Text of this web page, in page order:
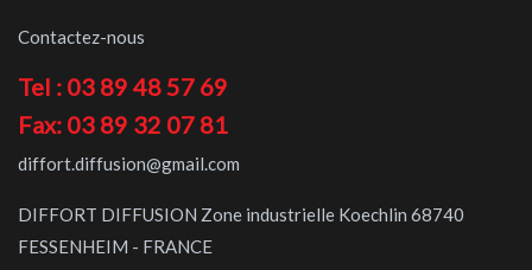
Contactez-nous
Tel : 03 89 48 57 69
Fax: 03 89 32 07 81
diffort.diffusion@gmail.com
DIFFORT DIFFUSION Zone industrielle Koechlin 68740
FESSENHEIM - FRANCE